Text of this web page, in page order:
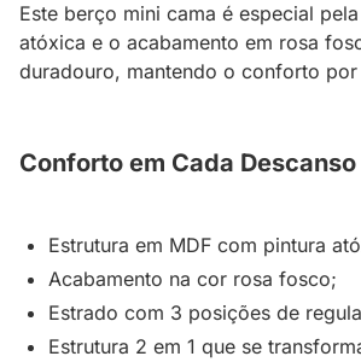
Este berço mini cama é especial
atóxica e o acabamento em rosa
duradouro, mantendo o conforto
Conforto em Cada Descanso
Estrutura em MDF com pintura
Acabamento na cor rosa fosco;
Estrado com 3 posições de
Estrutura 2 em 1 que se